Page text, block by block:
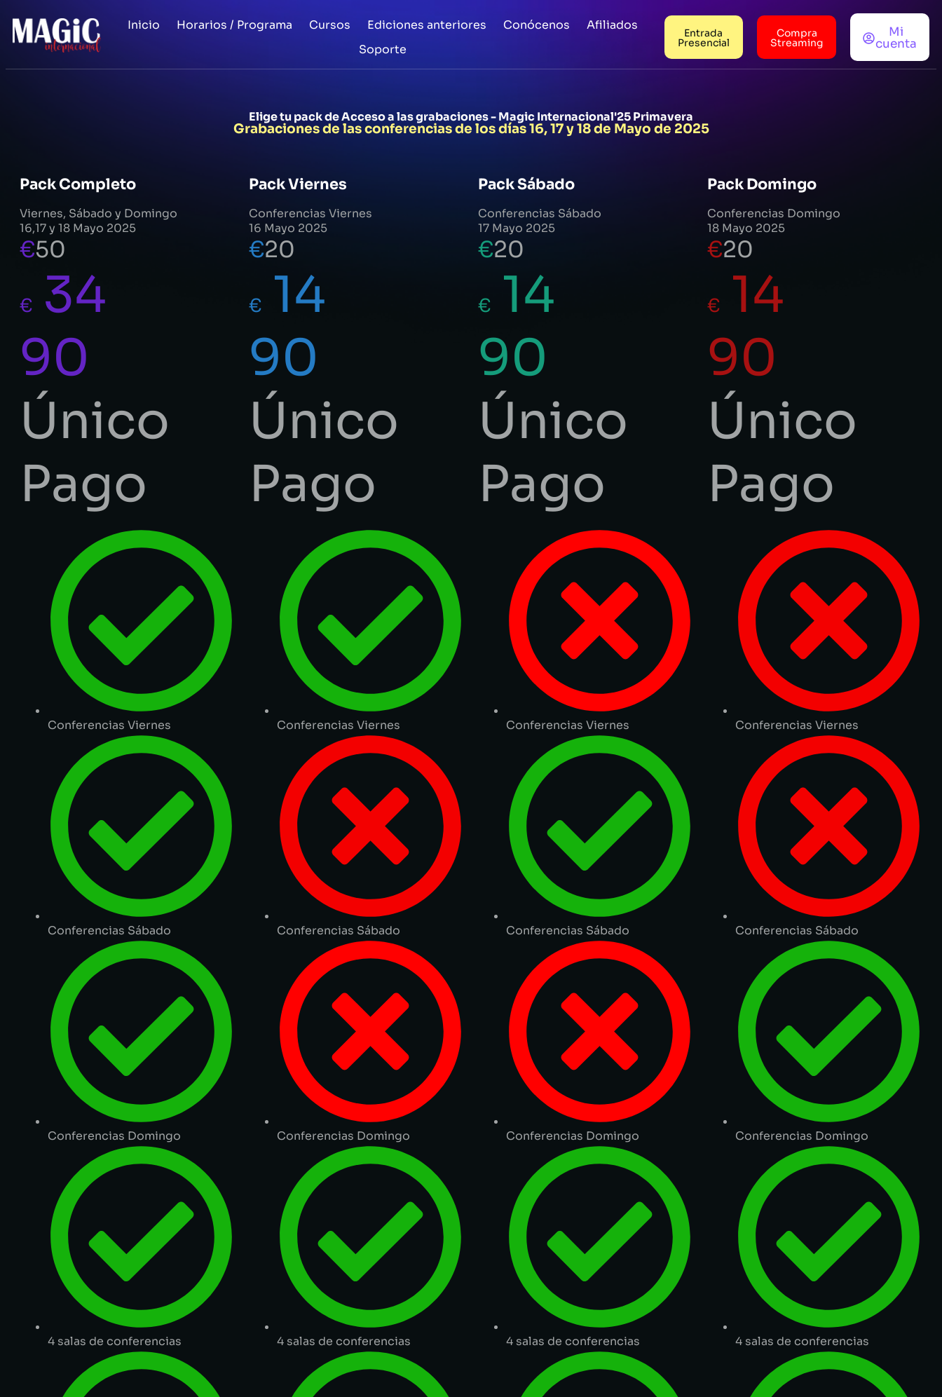
Inicio Horarios / Programa Cursos Ediciones anteriores Conócenos
Afiliados
Soporte
Entrada
Presencial
Compra
Streaming
Mi
cuenta
Elige tu pack de Acceso a las grabaciones - Magic Internacional'25 Primavera
Grabaciones de las conferencias de los días 16, 17 y 18 de Mayo de 2025
Pack Completo
Viernes, Sábado y Domingo
16,17 y 18 Mayo 2025
€50
€ 34
90
Único
Pago
Conferencias Viernes
Conferencias Sábado
Conferencias Domingo
4 salas de conferencias
Pack Viernes
Conferencias Viernes
16 Mayo 2025
€20
€ 14
90
Único
Pago
Conferencias Viernes
Conferencias Sábado
Conferencias Domingo
4 salas de conferencias
Pack Sábado
Conferencias Sábado
17 Mayo 2025
€20
€ 14
90
Único
Pago
Conferencias Viernes
Conferencias Sábado
Conferencias Domingo
4 salas de conferencias
Pack Domingo
Conferencias Domingo
18 Mayo 2025
€20
€ 14
90
Único
Pago
Conferencias Viernes
Conferencias Sábado
Conferencias Domingo
4 salas de conferencias